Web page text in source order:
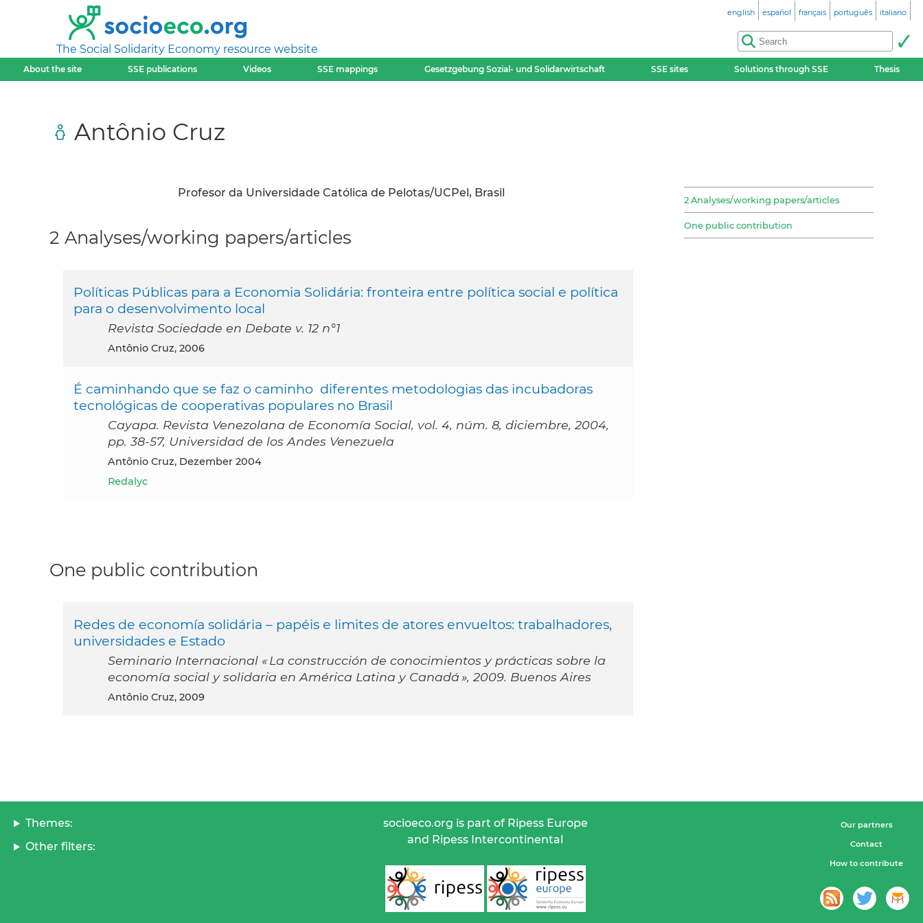
The Social Solidarity Economy resource website
english español français português italiano
About the site SSE publications Videos SSE mappings Gesetzgebung Sozial- und Solidarwirtschaft SSE sites Solutions through SSE Thesis
Antônio Cruz
Profesor da Universidade Católica de Pelotas/UCPel, Brasil
2 Analyses/working papers/articles
One public contribution
2 Analyses/working papers/articles
Políticas Públicas para a Economia Solidária: fronteira entre política social e política
para o desenvolvimento local
Revista Sociedade en Debate v. 12 n°1
Antônio Cruz, 2006
É caminhando que se faz o caminho  diferentes metodologias das incubadoras
tecnológicas de cooperativas populares no Brasil
Cayapa. Revista Venezolana de Economía Social, vol. 4, núm. 8, diciembre, 2004,
pp. 38-57, Universidad de los Andes Venezuela
Antônio Cruz, Dezember 2004
Redalyc
One public contribution
Redes de economía solidária – papéis e limites de atores envueltos: trabalhadores,
universidades e Estado
Seminario Internacional « La construcción de conocimientos y prácticas sobre la
economía social y solidaria en América Latina y Canadá », 2009. Buenos Aires
Antônio Cruz, 2009
Themes:
Other filters:
socioeco.org is part of Ripess Europe
and Ripess Intercontinental
Our partners
Contact
How to contribute